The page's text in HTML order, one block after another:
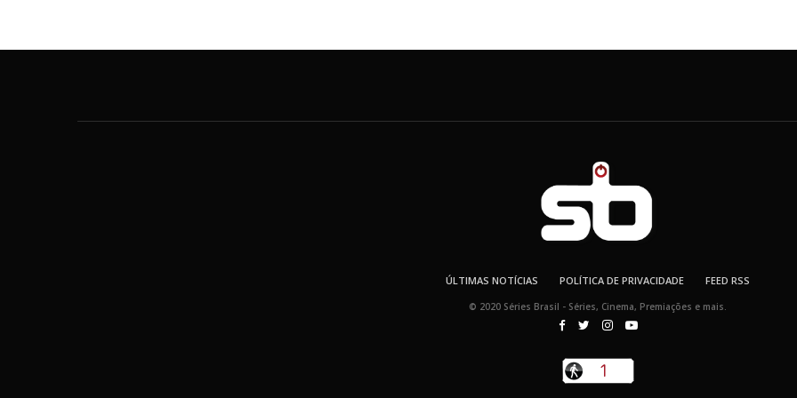
ÚLTIMAS NOTÍCIAS POLÍTICA DE PRIVACIDADE FEED RSS
© 2020 Séries Brasil - Séries, Cinema, Premiações e mais.